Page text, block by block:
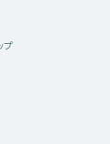
プ